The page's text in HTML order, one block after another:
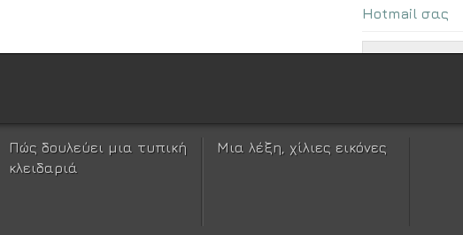
Hotmail σας
Πώς δουλεύει μια τυπική
κλειδαριά
Μια λέξη, χίλιες εικόνες